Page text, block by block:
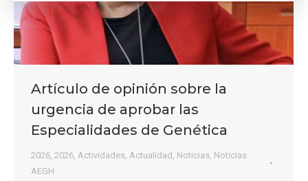
Artículo de opinión sobre la
urgencia de aprobar las
Especialidades de Genética
2026, 2026, Actividades, Actualidad , Noticias, Noticias
AEGH